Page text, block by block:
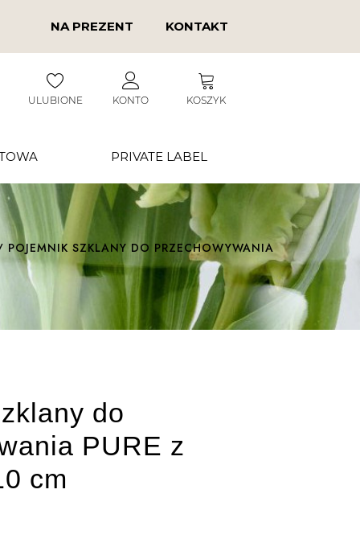
NA PREZENT KONTAKT
ULUBIONE KONTO KOSZYK
PRIVATE LABEL
SZKLANY DO PRZECHOWYWANIA
do
PURE z
cm